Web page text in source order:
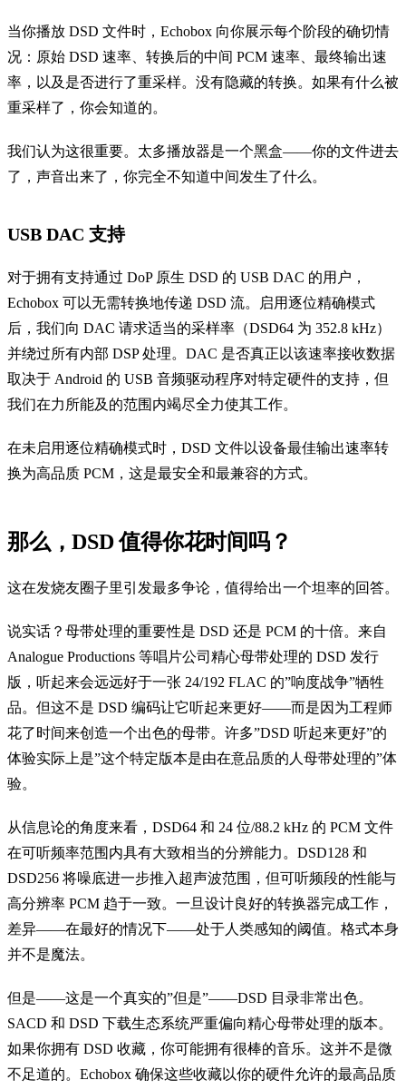
当你播放 DSD 文件时，Echobox 向你展示每个阶段的确切情
况：原始 DSD 速率、转换后的中间 PCM 速率、最终输出速
率，以及是否进行了重采样。没有隐藏的转换。如果有什么被
重采样了，你会知道的。
我们认为这很重要。太多播放器是一个黑盒——你的文件进去
了，声音出来了，你完全不知道中间发生了什么。
USB DAC 支持
对于拥有支持通过 DoP 原生 DSD 的 USB DAC 的用户，
Echobox 可以无需转换地传递 DSD 流。启用逐位精确模式
后，我们向 DAC 请求适当的采样率（DSD64 为 352.8 kHz）
并绕过所有内部 DSP 处理。DAC 是否真正以该速率接收数据
取决于 Android 的 USB 音频驱动程序对特定硬件的支持，但
我们在力所能及的范围内竭尽全力使其工作。
在未启用逐位精确模式时，DSD 文件以设备最佳输出速率转
换为高品质 PCM，这是最安全和最兼容的方式。
那么，DSD 值得你花时间吗？
这在发烧友圈子里引发最多争论，值得给出一个坦率的回答。
说实话？母带处理的重要性是 DSD 还是 PCM 的十倍。来自
Analogue Productions 等唱片公司精心母带处理的 DSD 发行
版，听起来会远远好于一张 24/192 FLAC 的”响度战争”牺牲
品。但这不是 DSD 编码让它听起来更好——而是因为工程师
花了时间来创造一个出色的母带。许多”DSD 听起来更好”的
体验实际上是”这个特定版本是由在意品质的人母带处理的”体
验。
从信息论的角度来看，DSD64 和 24 位/88.2 kHz 的 PCM 文件
在可听频率范围内具有大致相当的分辨能力。DSD128 和
DSD256 将噪底进一步推入超声波范围，但可听频段的性能与
高分辨率 PCM 趋于一致。一旦设计良好的转换器完成工作，
差异——在最好的情况下——处于人类感知的阈值。格式本身
并不是魔法。
但是——这是一个真实的”但是”——DSD 目录非常出色。
SACD 和 DSD 下载生态系统严重偏向精心母带处理的版本。
如果你拥有 DSD 收藏，你可能拥有很棒的音乐。这并不是微
不足道的。Echobox 确保这些收藏以你的硬件允许的最高品质